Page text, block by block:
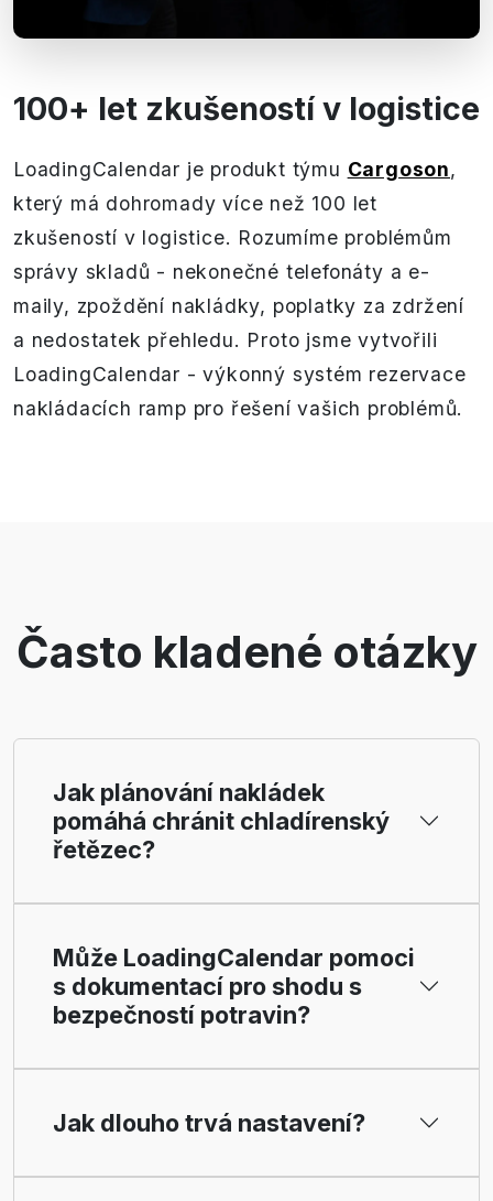
100+ let zkušeností v logistice
LoadingCalendar je produkt týmu Cargoson,
který má dohromady více než 100 let
zkušeností v logistice. Rozumíme problémům
správy skladů - nekonečné telefonáty a e-
maily, zpoždění nakládky, poplatky za zdržení
a nedostatek přehledu. Proto jsme vytvořili
LoadingCalendar - výkonný systém rezervace
nakládacích ramp pro řešení vašich problémů.
Často kladené otázky
Jak plánování nakládek
pomáhá chránit chladírenský
řetězec?
Může LoadingCalendar pomoci
s dokumentací pro shodu s
bezpečností potravin?
Jak dlouho trvá nastavení?